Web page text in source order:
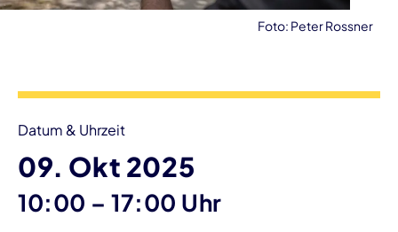
Foto: Peter Rossner
Datum & Uhrzeit
09. Okt 2025
10:00 – bis
17:00 Uhr